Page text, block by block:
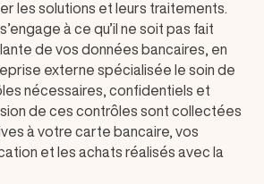
les solutions et leurs traitements.
à ce qu’il ne soit pas fait
de vos données bancaires, en
externe spécialisée le soin de
nécessaires, confidentiels et
de ces contrôles sont collectées
à votre carte bancaire, vos
et les achats réalisés avec la